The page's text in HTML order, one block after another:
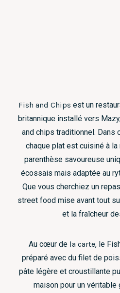
Fish and Chips est un
britannique installé vers
and chips traditionnel. Dans
chaque plat est cuisiné à
parenthèse savoureuse
écossais mais adaptée au
Que vous cherchiez un
street food mise avant tout
et la fraîcheur
Au cœur de la carte, le
préparé avec du filet de
pâte légère et croustillante
maison pour un